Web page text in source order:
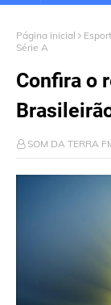
Página inicial
Série A
Confira o
SOM DA TERRA